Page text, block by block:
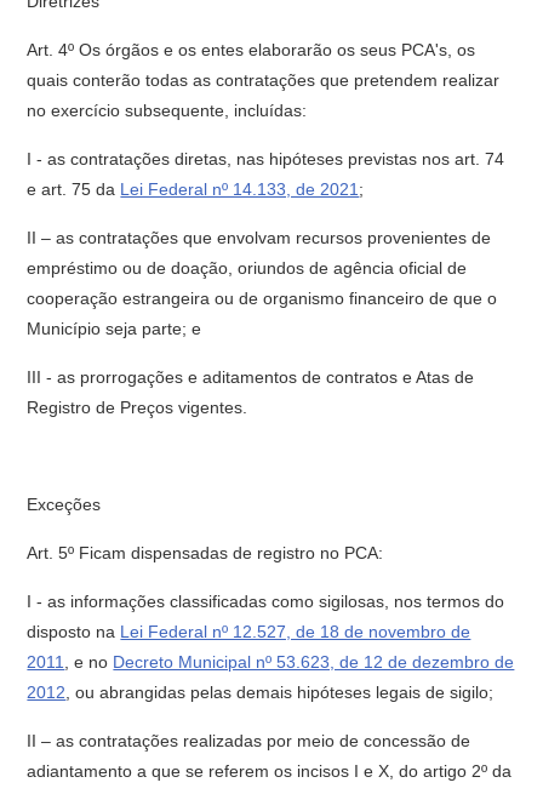
Art. 4º Os órgãos e os entes elaborarão os seus PCA's, os
quais conterão todas as contratações que pretendem realizar
no exercício subsequente, incluídas:
I - as contratações diretas, nas hipóteses previstas nos art. 74
e art. 75 da Lei Federal nº 14.133, de 2021 ;
II – as contratações que envolvam recursos provenientes de
empréstimo ou de doação, oriundos de agência oficial de
cooperação estrangeira ou de organismo financeiro de que o
Município seja parte; e
III - as prorrogações e aditamentos de contratos e Atas de
Registro de Preços vigentes.
Exceções
Art. 5º Ficam dispensadas de registro no PCA:
I - as informações classificadas como sigilosas, nos termos do
disposto na Lei Federal nº 12.527, de 18 de novembro de
2011
, e no Decreto Municipal nº 53.623, de 12 de dezembro de
2012 , ou abrangidas pelas demais hipóteses legais de sigilo;
II – as contratações realizadas por meio de concessão de
adiantamento a que se referem os incisos I e X, do artigo 2º da